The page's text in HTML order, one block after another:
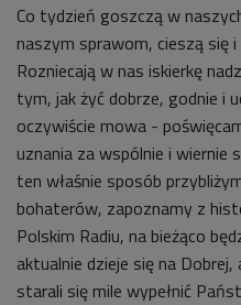
Co tydzień goszczą w
naszym sprawom, cieszą się
Rozniecają w nas iskierkę
tym, jak żyć dobrze, godnie i
oczywiście mowa -
uznania za wspólnie i wiernie
ten właśnie sposób
bohaterów, zapoznamy z
Polskim Radiu, na bieżąco
aktualnie dzieje się na
starali się mile wypełnić